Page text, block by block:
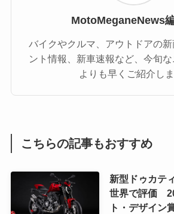
MotoMeganeNews
バイクやクルマ、アウトドアの
ント情報、新車速報など、今旬
よりも早くご紹介し
こちらの記事もおすすめ
新型ドゥカテ
世界で評価
ト・デザイン